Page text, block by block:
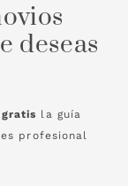
deseas
la guía
profesional